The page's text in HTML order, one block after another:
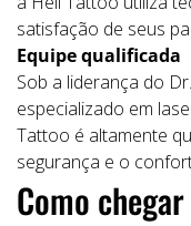
satisfação de seus
Equipe qualificada
Sob a liderança do
especializado em
Tattoo é altamente
segurança e o
Como